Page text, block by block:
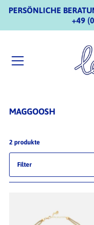
PERSÖNLICHE
+49
MAGGOOSH
2 produkte
Filter